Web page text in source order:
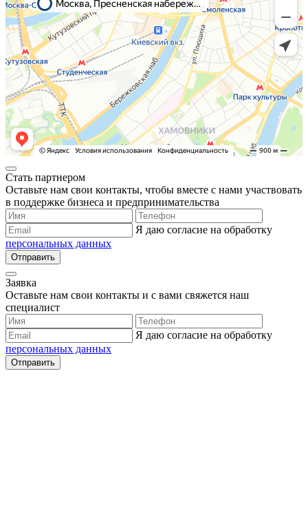
Стать партнером
Оставьте нам свои контакты, чтобы вместе с нами участвовать
в поддержке бизнеса и предпринимательства
Я даю согласие на обработку
персональных данных
Отправить
Заявка
Оставьте нам свои контакты и с вами свяжется наш
специалист
Я даю согласие на обработку
персональных данных
Отправить